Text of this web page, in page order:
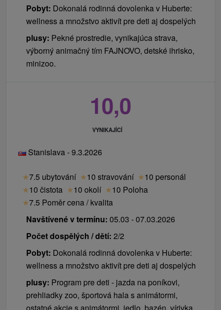
děti - ranní program)
o Zábavné organizované soutěže
o Silvestr se zvířátky a maskotem (odpolední
aktivity)
o MASKOT SHOW, HUBERT MÁ TALENT,
• SILVESTROVSKÝ LET'S DANCE pro dospělé
o Noční maraton dobré zábavy a skvělého tance
o Hubert STAR DANCE zábavné soutěže pro
o Kouzelník Talostan - famózní show
01.01.2023 • RELAX DAY - ŠŤASTNÝ A
SPOKOJNÝ 2022
o Pozdní novoroční snídaně
o Tvorilkovo (odpolední animace pro děti)
o Svět her a zábavy (večerní program)
02.01.2023 • NOVOROČNÍ TVOŘÍLKOVĚ
o ranní animace pro děti
Ceník - Bonusy
Pobyt: Dokonalá rodinná dovolenka v Huberte:
wellness a množstvo aktivít pre deti aj dospelých
plusy: Pekné prostredie, vynikajúca strava,
výborný animačný tím FAJNOVO, detské ihrisko,
minizoo.
10,0
VYNIKAJÍCÍ
Stanislava - 9.3.2026
★7.5 ubytování ★10 stravování ★10 personál
★10 čistota ★10 okolí ★10 Poloha
★7.5 Poměr cena / kvalita
Navštívené v termínu: 05.03 - 07.03.2026
Počet dospělých / dětí: 2/2
Pobyt: Dokonalá rodinná dovolenka v Huberte:
wellness a množstvo aktivít pre deti aj dospelých
plusy: Program pre deti - jazda na poníkovi,
prehliadky zoo, športová hala s animátormi,
ostatné akcie s animátormi, jedlo, bazén, vírivka,